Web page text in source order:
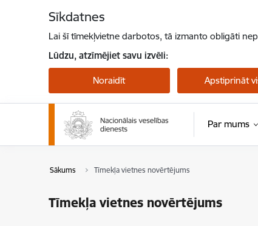
Sīkdatnes
Lai šī tīmekļvietne darbotos, tā izmanto obligāti
Lūdzu, atzīmējiet savu izvēli:
Noraidīt Apstiprināt
Par mums
Sākums Tīmekļa vietnes novērtējums
Tīmekļa vietnes novērtējums